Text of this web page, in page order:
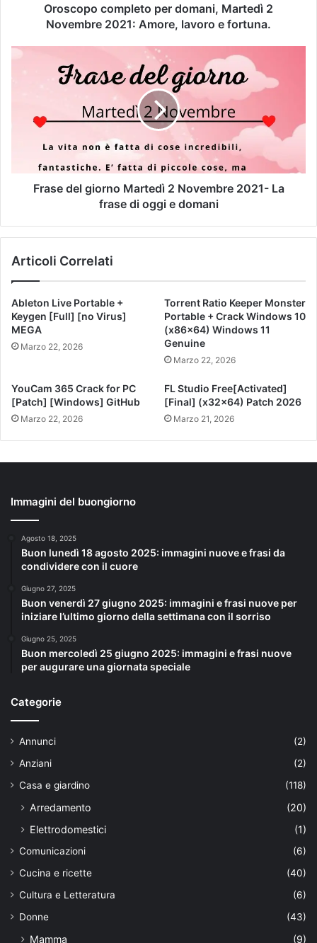
Oroscopo completo per domani, Martedì 2
Novembre 2021: Amore, lavoro e fortuna.
Frase del giorno Martedì 2 Novembre 2021- La
frase di oggi e domani
Articoli Correlati
Ableton Live Portable +
Keygen [Full] [no Virus]
MEGA
Marzo 22, 2026
Torrent Ratio Keeper Monster
Portable + Crack Windows 10
(x86x64) Windows 11
Genuine
Marzo 22, 2026
YouCam 365 Crack for PC
[Patch] [Windows] GitHub
Marzo 22, 2026
FL Studio Free[Activated]
[Final] (x32x64) Patch 2026
Marzo 21, 2026
Immagini del buongiorno
Agosto 18, 2025
Buon lunedì 18 agosto 2025: immagini nuove e frasi da
condividere con il cuore
Giugno 27, 2025
Buon venerdì 27 giugno 2025: immagini e frasi nuove per
iniziare l’ultimo giorno della settimana con il sorriso
Giugno 25, 2025
Buon mercoledì 25 giugno 2025: immagini e frasi nuove
per augurare una giornata speciale
Categorie
Annunci
(2)
Anziani
(2)
Casa e giardino
(118)
Arredamento
(20)
Elettrodomestici
(1)
Comunicazioni
(6)
Cucina e ricette
(40)
Cultura e Letteratura
(6)
Donne
(43)
Mamma (9)